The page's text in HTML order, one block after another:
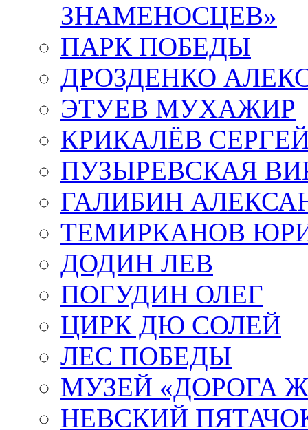
ЗНАМЕНОСЦЕВ»
ПАРК ПОБЕДЫ
ДРОЗДЕНКО
ЭТУЕВ МУХАЖИР
КРИКАЛЁВ
ПУЗЫРЕВСКАЯ
ГАЛИБИН
ТЕМИРКАНОВ
ДОДИН ЛЕВ
ПОГУДИН ОЛЕГ
ЦИРК ДЮ СОЛЕЙ
ЛЕС ПОБЕДЫ
МУЗЕЙ «ДОРОГА
НЕВСКИЙ